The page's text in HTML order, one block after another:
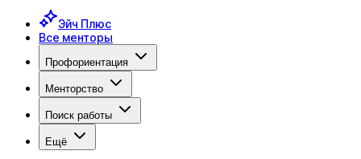
Эйч Плюс
Все менторы
Профориентация
Менторство
Поиск работы
Ещё